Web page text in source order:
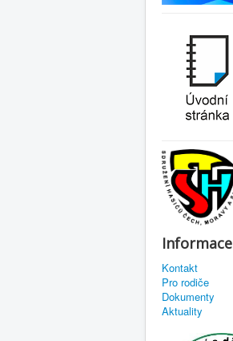
Informace
Kontakt
Pro rodiče
Dokumenty
Aktuality